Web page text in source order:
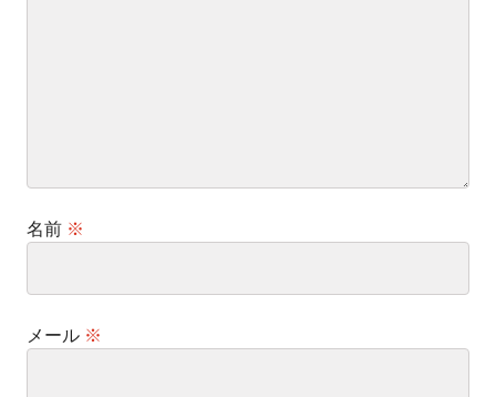
名前 ※
メール ※